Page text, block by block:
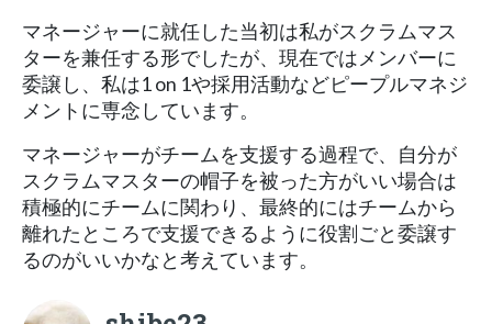
マネージャーに就任した当初は私がスクラムマス
ターを兼任する形でしたが、現在ではメンバーに
委譲し、私は1 on 1や採用活動などピープルマネジ
メントに専念しています。
マネージャーがチームを支援する過程で、自分が
スクラムマスターの帽子を被った方がいい場合は
積極的にチームに関わり、最終的にはチームから
離れたところで支援できるように役割ごと委譲す
るのがいいかなと考えています。